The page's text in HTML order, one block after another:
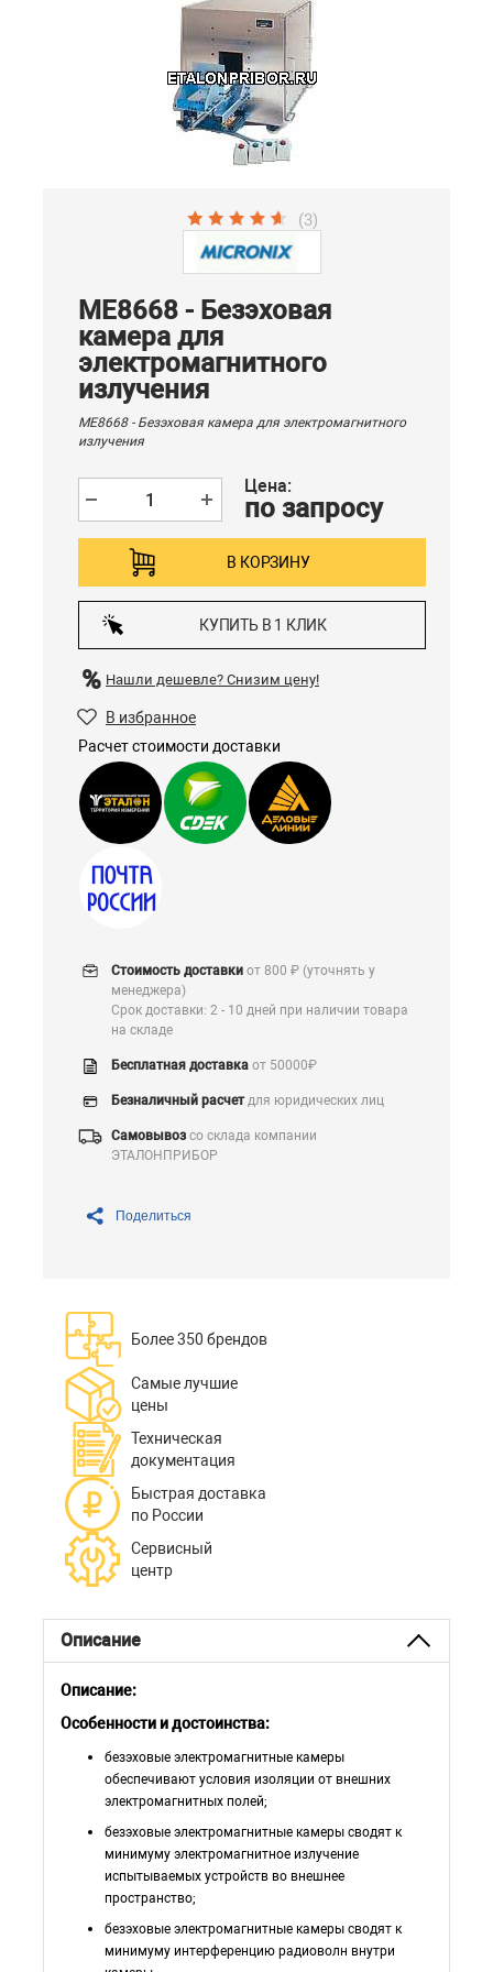
(3)
ME8668 - Безэховая
камера для
электромагнитного
излучения
ME8668 - Безэховая камера для электромагнитного
излучения
Цена:
по запросу
В КОРЗИНУ
КУПИТЬ В 1 КЛИК
Нашли дешевле? Снизим цену!
В избранное
Расчет стоимости доставки
Стоимость доставки от 800 ₽ (уточнять у
менеджера)
Срок доставки: 2 - 10 дней при наличии товара
на складе
Бесплатная доставка от 50000₽
Безналичный расчетдля юридических лиц
Самовывозсо склада компании
ЭТАЛОНПРИБОР
Поделиться
Более 350 брендов
Самые лучшие
цены
Техническая
документация
Быстрая доставка
по России
Сервисный
центр
Описание
Описание:
Особенности и достоинства:
безэховые электромагнитные камеры
обеспечивают условия изоляции от внешних
электромагнитных полей;
безэховые электромагнитные камеры сводят к
минимуму электромагнитное излучение
испытываемых устройств во внешнее
пространство;
безэховые электромагнитные камеры сводят к
минимуму интерференцию радиоволн внутри